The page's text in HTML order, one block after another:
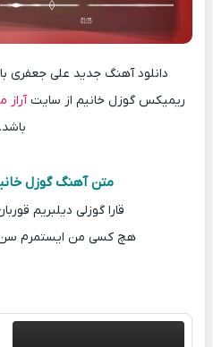
ریمیکس گوزل خانیم از سایتآراز
باشد.
متن آهنگ گوزل
قارا گوزلی دیلبریم
هچ کسی من ایستمرم سن